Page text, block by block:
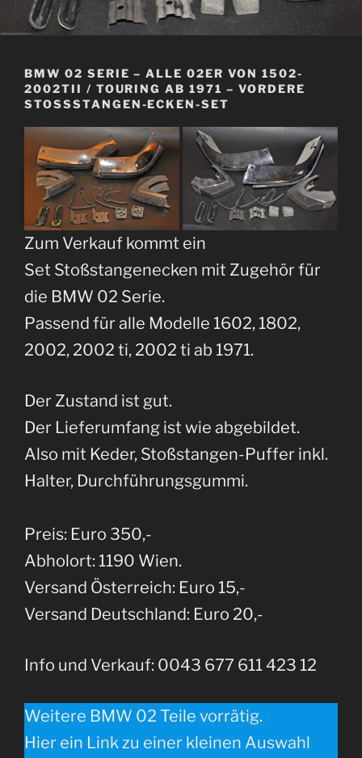
BMW 02 SERIE – ALLE 02ER VON 1502-
2002TII / TOURING AB 1971 – VORDERE
STOSSSTANGEN-ECKEN-SET
Zum Verkauf kommt ein
Set Stoßstangenecken mit Zugehör für
die BMW 02 Serie.
Passend für alle Modelle 1602, 1802,
2002, 2002 ti, 2002 ti ab 1971.
Der Zustand ist gut.
Der Lieferumfang ist wie abgebildet.
Also mit Keder, Stoßstangen-Puffer inkl.
Halter, Durchführungsgummi.
Preis: Euro 350,-
Abholort: 1190 Wien.
Versand Österreich: Euro 15,-
Versand Deutschland: Euro 20,-
Info und Verkauf: 0043 677 611 423 12
Weitere BMW 02 Teile vorrätig.
Hier ein Link zu einer kleinen Auswahl